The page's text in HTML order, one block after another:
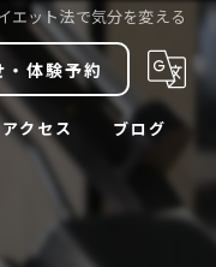
エット法で気分を変える
・体験予約
アクセス ブログ
コラム